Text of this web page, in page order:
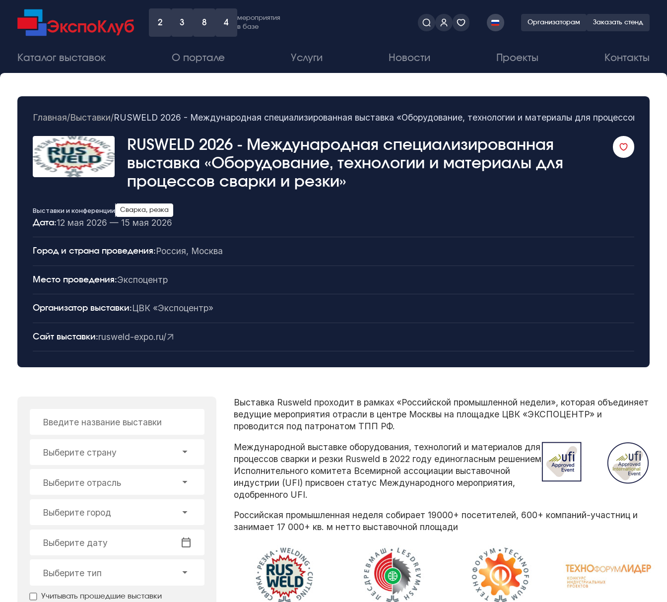
2 3 8 4
мероприятия
в базе
Организаторам Заказать стенд
Каталог выставок О портале Услуги Новости Проекты Контакты
Главная/Выставки/RUSWELD 2026 - Международная специализированная выставка «Оборудование, технологии и материалы для процессов
RUSWELD 2026 - Международная специализированная
выставка «Оборудование, технологии и материалы для
процессов сварки и резки»
Выставки и конференции Сварка, резка
Дата:12 мая 2026 — 15 мая 2026
Город и страна проведения:Россия, Москва
Место проведения:Экспоцентр
Организатор выставки:ЦВК «Экспоцентр»
Сайт выставки:rusweld-expo.ru/
Введите название выставки
Выберите страну
Выберите отрасль
Выберите город
Выберите дату
Выберите тип
Учитывать прошедшие выставки
Выставка Rusweld проходит в рамках «Российской промышленной недели», которая объединяет
ведущие мероприятия отрасли в центре Москвы на площадке ЦВК «ЭКСПОЦЕНТР» и
проводится под патронатом ТПП РФ.
Международной выставке оборудования, технологий и материалов для
процессов сварки и резки Rusweld в 2022 году единогласным решением
Исполнительного комитета Всемирной ассоциации выставочной
индустрии (UFI) присвоен статус Международного мероприятия,
одобренного UFI.
Российская промышленная неделя собирает 19000+ посетителей, 600+ компаний-участниц и
занимает 17 000+ кв. м нетто выставочной площади